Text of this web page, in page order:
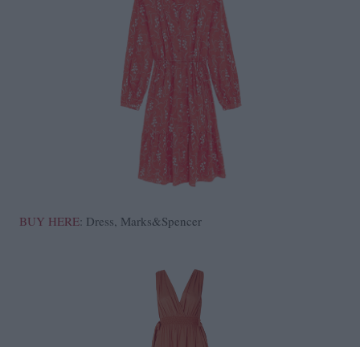
BUY HERE: Dress, Marks&Spencer